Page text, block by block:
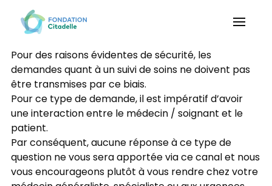
Pour des raisons évidentes de sécurité, les
demandes quant à un suivi de soins ne doivent pas
être transmises par ce biais.
Pour ce type de demande, il est impératif d’avoir
une interaction entre le médecin / soignant et le
patient.
Par conséquent, aucune réponse à ce type de
question ne vous sera apportée via ce canal et nous
vous encourageons plutôt à vous rendre chez votre